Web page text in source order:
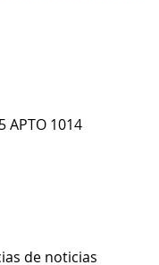
APTO 1014
de noticias